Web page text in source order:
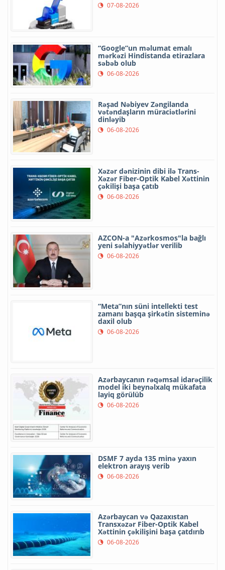
07-08-2026
“Google”un məlumat emalı
mərkəzi Hindistanda etirazlara
səbəb olub
06-08-2026
Rəşad Nəbiyev Zəngilanda
vətəndaşların müraciətlərini
dinləyib
06-08-2026
Xəzər dənizinin dibi ilə Trans-
Xəzər Fiber-Optik Kabel Xəttinin
çəkilişi başa çatıb
06-08-2026
AZCON-a "Azərkosmos"la bağlı
yeni səlahiyyətlər verilib
06-08-2026
“Meta”nın süni intellekti test
zamanı başqa şirkətin sisteminə
daxil olub
06-08-2026
Azərbaycanın rəqəmsal idarəçilik
model iki beynəlxalq mükafata
layiq görülüb
06-08-2026
DSMF 7 ayda 135 minə yaxın
elektron arayış verib
06-08-2026
Azərbaycan və Qazaxıstan
Transxəzər Fiber-Optik Kabel
Xəttinin çəkilişini başa çatdırıb
06-08-2026